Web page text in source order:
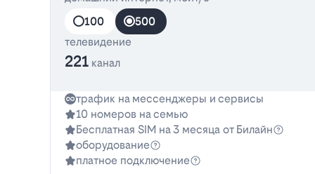
100
500
телевидение
221 канал
трафик на мессенджеры и сервисы
10 номеров на семью
Бесплатная SIM на 3 месяца от Билайн
оборудование
платное подключение